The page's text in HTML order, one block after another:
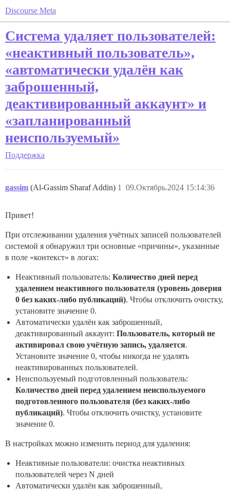
Discourse Meta
Система удаляет пользователей:
«неактивный пользователь»,
«автоматически удалён как
заброшенный,
деактивированный аккаунт» и
«запланированный
неиспользуемый»
Поддержка
gassim (Al-Gassim Sharaf Addin) 09.Октябрь.2024 15:14:36
1
Привет!
При отслеживании удаления учётных записей пользователей
системой я обнаружил три основные «причины», указанные
в поле «контекст» в логах:
Неактивный пользователь: Количество дней перед
удалением неактивного пользователя (уровень доверия
0 без каких-либо публикаций). Чтобы отключить очистку,
установите значение 0.
Автоматически удалён как заброшенный,
деактивированный аккаунт: Пользователь, который не
активировал свою учётную запись, удаляется.
Установите значение 0, чтобы никогда не удалять
неактивированных пользователей.
Неиспользуемый подготовленный пользователь:
Количество дней перед удалением неиспользуемого
подготовленного пользователя (без каких-либо
публикаций). Чтобы отключить очистку, установите
значение 0.
В настройках можно изменить период для удаления:
Неактивные пользователи: очистка неактивных
пользователей через N дней
Автоматически удалён как заброшенный,